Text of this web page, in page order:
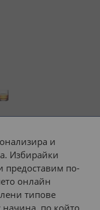
и
Избирайки
предоставим по-
онлайн
типове
по който